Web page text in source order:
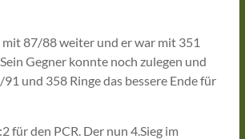
mit 87/88 weiter und er war mit 351
Gegner konnte noch zulegen und
und 358 Ringe das bessere Ende für
für den PCR. Der nun 4.Sieg im